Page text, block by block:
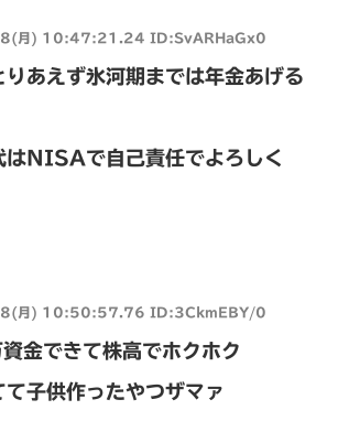
月) 10:47:21.24 ID:SvARHaGx0
りあえず氷河期までは年金あげる
はNISAで自己責任でよろしく
月) 10:50:57.76 ID:3CkmEBY/0
金できて株高でホクホク
て子供作ったやつザマァ